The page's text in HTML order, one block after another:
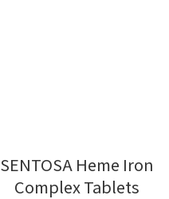
SENTOSA Heme Iron
Complex Tablets